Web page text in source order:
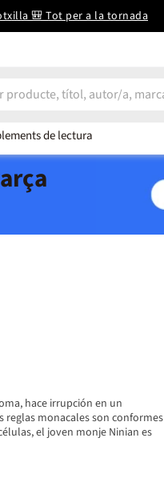
🎒 Tot per a la tornada
de lectura
hace irrupción en un
reglas monacales son conformes
el joven monje Ninian es